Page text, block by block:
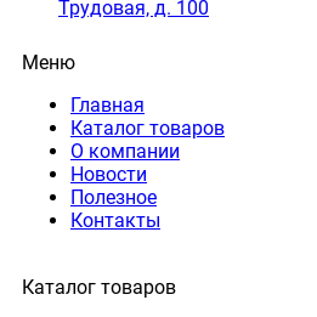
Трудовая, д. 100
Меню
Главная
Каталог товаров
О компании
Новости
Полезное
Контакты
Каталог товаров